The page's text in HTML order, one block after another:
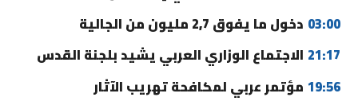
03:00 دخول ما يفوق 2,7 مليون من الجالية
21:17 الاجتماع الوزاري العربي يشيد بلجنة القدس
19:56 مؤتمر عربي لمكافحة تهريب الآثار